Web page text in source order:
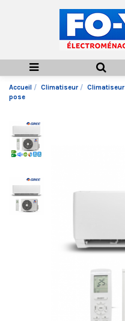
Accueil Climatiseur
Climatiseur
pose